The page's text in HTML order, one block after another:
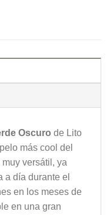
Oscuro de Lito
más cool del
versátil, ya
a día durante el
en los meses de
en una gran